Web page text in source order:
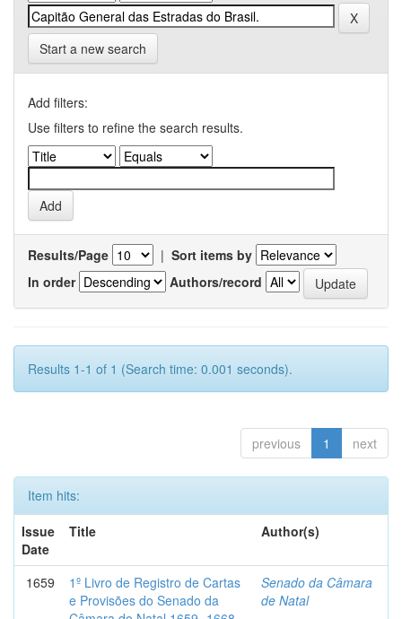
Start a new search
Add filters:
Use filters to refine the search results.
Results/Page | Sort items by
In order
Authors/record
Results 1-1 of 1 (Search time: 0.001 seconds).
previous 1 next
Item hits:
Issue
Date
Title Author(s)
1659
1º Livro de Registro de Cartas
e Provisões do Senado da
Senado da Câmara
de Natal